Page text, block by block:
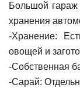
Большой
хранения
-Хранение:
овощей и
-Собственная
-Сарай: